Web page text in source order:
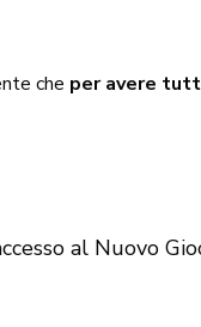
che per avere
al Nuovo